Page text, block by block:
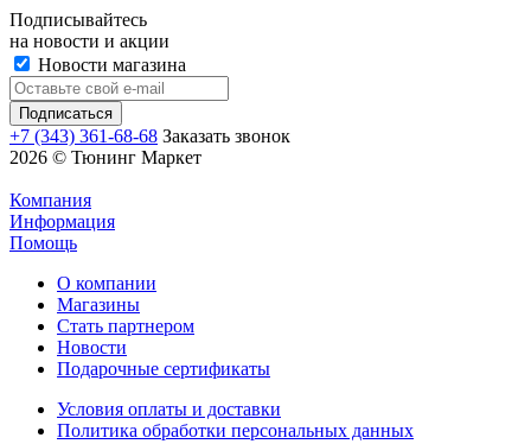
Подписывайтесь
на новости и акции
Новости магазина
+7 (343) 361-68-68 Заказать звонок
2026 © Тюнинг Маркет
Компания
Информация
Помощь
О компании
Магазины
Стать партнером
Новости
Подарочные сертификаты
Условия оплаты и доставки
Политика обработки персональных данных